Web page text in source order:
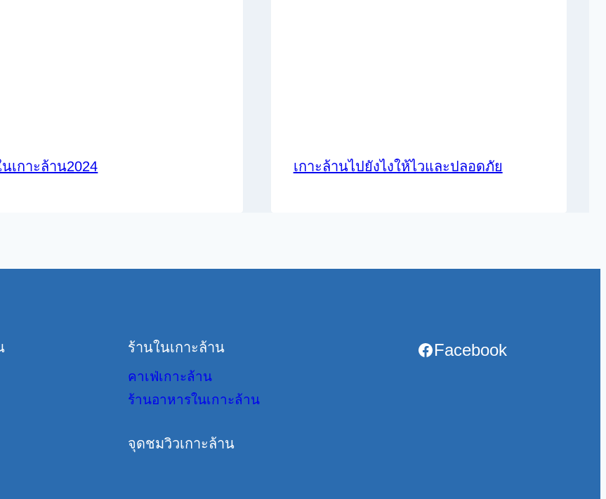
เกาะล้าน2024 เกาะล้านไปยังไงให้ไวและปลอดภัย
ร้านในเกาะล้าน
คาเฟ่เกาะล้าน
ร้านอาหารในเกาะล้าน
จุดชมวิวเกาะล้าน
Facebook